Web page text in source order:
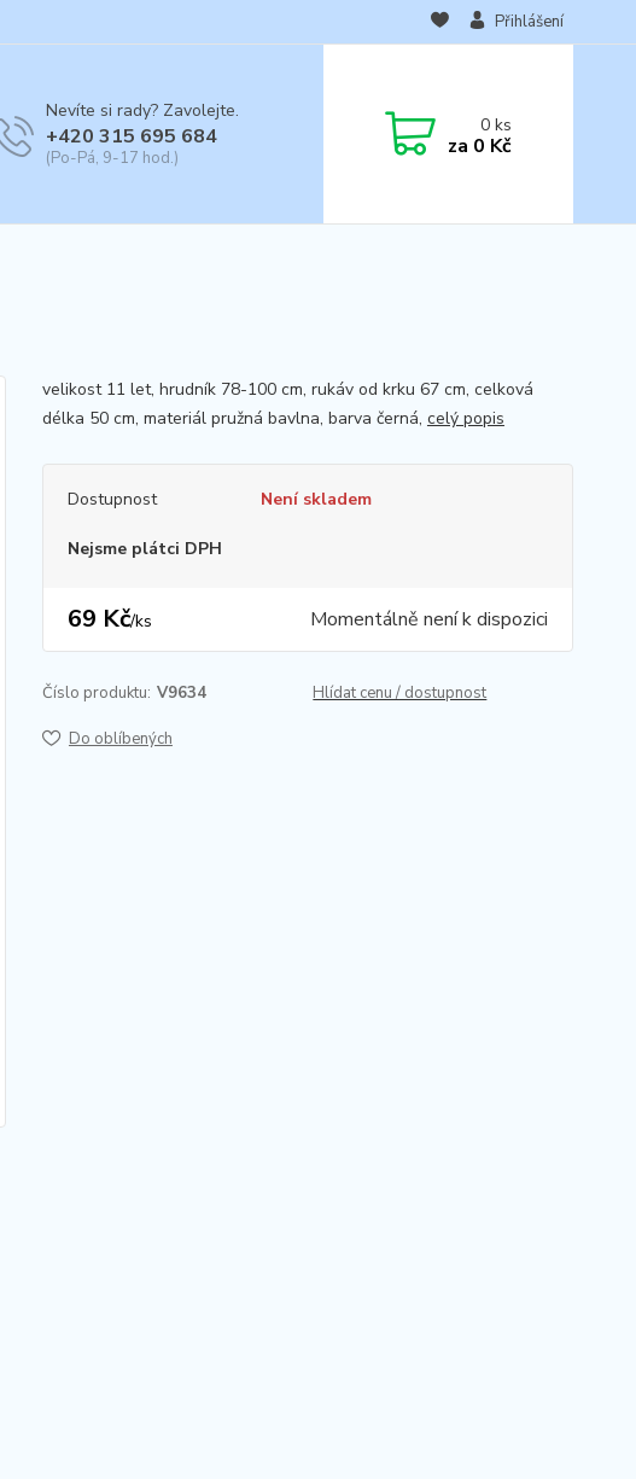
Přihlášení
Nevíte si rady? Zavolejte.
+420 315 695 684
(Po-Pá, 9-17 hod.)
0ks
za 0 Kč
velikost 11 let, hrudník 78-100 cm, rukáv od krku 67 cm, celková
délka 50 cm, materiál pružná bavlna, barva černá, celý popis
Dostupnost Není skladem
Nejsme plátci DPH
69 Kč/ks Momentálně není k dispozici
Číslo produktu: V9634 Hlídat cenu / dostupnost
Do oblíbených